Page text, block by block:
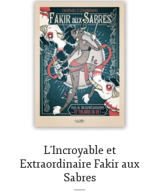
L'Incroyable et
Extraordinaire Fakir aux
Sabres